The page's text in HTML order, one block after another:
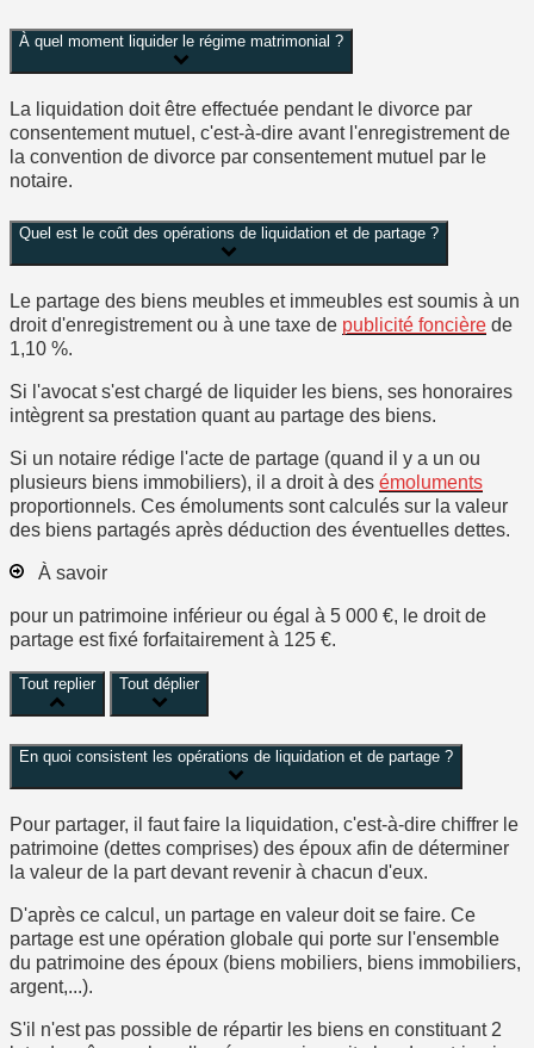
À quel moment liquider le régime matrimonial ?
La liquidation doit être effectuée pendant le divorce par
consentement mutuel, c'est-à-dire avant l'enregistrement de
la convention de divorce par consentement mutuel par le
notaire.
Quel est le coût des opérations de liquidation et de partage ?
Le partage des biens meubles et immeubles est soumis à un
droit d'enregistrement ou à une taxe de publicité foncière de
1,10 %.
Si l'avocat s'est chargé de liquider les biens, ses honoraires
intègrent sa prestation quant au partage des biens.
Si un notaire rédige l'acte de partage (quand il y a un ou
plusieurs biens immobiliers), il a droit à des émoluments
proportionnels. Ces émoluments sont calculés sur la valeur
des biens partagés après déduction des éventuelles dettes.
À savoir
pour un patrimoine inférieur ou égal à 5 000 €, le droit de
partage est fixé forfaitairement à 125 €.
Tout replier Tout déplier
En quoi consistent les opérations de liquidation et de partage ?
Pour partager, il faut faire la liquidation, c'est-à-dire chiffrer le
patrimoine (dettes comprises) des époux afin de déterminer
la valeur de la part devant revenir à chacun d'eux.
D'après ce calcul, un partage en valeur doit se faire. Ce
partage est une opération globale qui porte sur l'ensemble
du patrimoine des époux (biens mobiliers, biens immobiliers,
argent,...).
S'il n'est pas possible de répartir les biens en constituant 2